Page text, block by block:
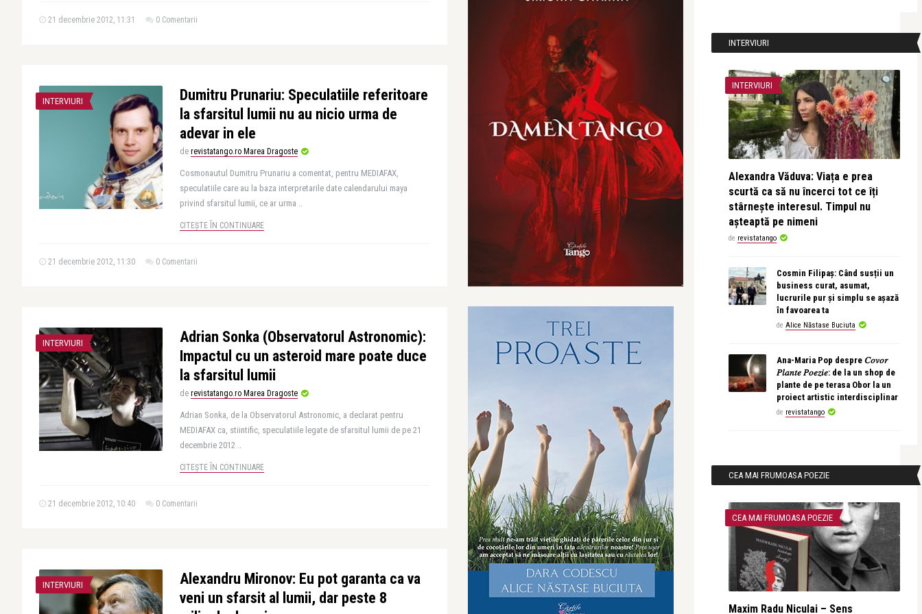
21 decembrie 2012, 11:31 0 Comentarii
INTERVIURI
Dumitru Prunariu: Speculatiile referitoare
la sfarsitul lumii nu au nicio urma de
adevar in ele
de revistatango.ro Marea Dragoste
Cosmonautul Dumitru Prunariu a comentat, pentru MEDIAFAX,
speculatiile care au la baza interpretarile date calendarului maya
privind sfarsitul lumii, ce ar urma ..
CITEȘTE ÎN CONTINUARE
21 decembrie 2012, 11:30 0 Comentarii
INTERVIURI
Adrian Sonka (Observatorul Astronomic):
Impactul cu un asteroid mare poate duce
la sfarsitul lumii
de revistatango.ro Marea Dragoste
Adrian Sonka, de la Observatorul Astronomic, a declarat pentru
MEDIAFAX ca, stiintific, speculatiile legate de sfarsitul lumii de pe 21
decembrie 2012 ..
CITEȘTE ÎN CONTINUARE
21 decembrie 2012, 10:40 0 Comentarii
INTERVIURI
Alexandru Mironov: Eu pot garanta ca va
veni un sfarsit al lumii, dar peste 8
INTERVIURI
INTERVIURI
Alexandra Văduva: Viața e prea
scurtă ca să nu încerci tot ce îți
stârnește interesul. Timpul nu
așteaptă pe nimeni
de revistatango
Cosmin Filipaș: Când susții un
business curat, asumat,
lucrurile pur și simplu se așază
în favoarea ta
de Alice Năstase Buciuta
Ana-Maria Pop despre 𝐶𝑜𝑣𝑜𝑟
𝑃𝑙𝑎𝑛𝑡𝑒 𝑃𝑜𝑒𝑧𝑖𝑒: de la un shop de
plante de pe terasa Obor la un
proiect artistic interdisciplinar
de revistatango
CEA MAI FRUMOASA POEZIE
CEA MAI FRUMOASA POEZIE
Maxim Radu Niculai – Sens